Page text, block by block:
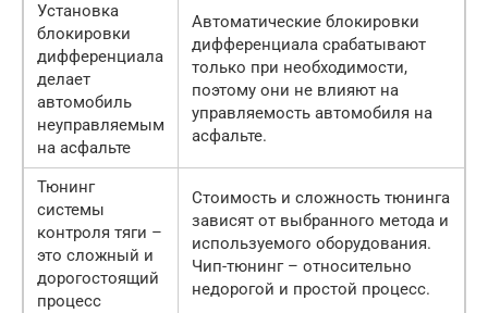
Установка
блокировки
дифференциала
делает
автомобиль
неуправляемым
на асфальте
Автоматические блокировки
дифференциала срабатывают
только при необходимости,
поэтому они не влияют на
управляемость автомобиля на
асфальте.
Тюнинг
системы
контроля тяги –
это сложный и
дорогостоящий
процесс
Стоимость и сложность тюнинга
зависят от выбранного метода и
используемого оборудования.
Чип-тюнинг – относительно
недорогой и простой процесс.